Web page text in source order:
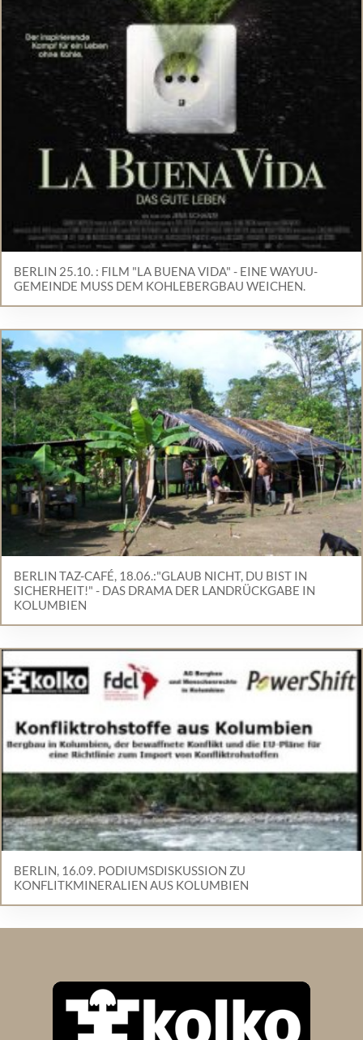
BERLIN 25.10. : FILM "LA BUENA VIDA" - EINE WAYUU-
GEMEINDE MUSS DEM KOHLEBERGBAU WEICHEN.
BERLIN TAZ-CAFÉ, 18.06.:"GLAUB NICHT, DU BIST IN
SICHERHEIT!" - DAS DRAMA DER LANDRÜCKGABE IN
KOLUMBIEN
BERLIN, 16.09. PODIUMSDISKUSSION ZU
KONFLITKMINERALIEN AUS KOLUMBIEN